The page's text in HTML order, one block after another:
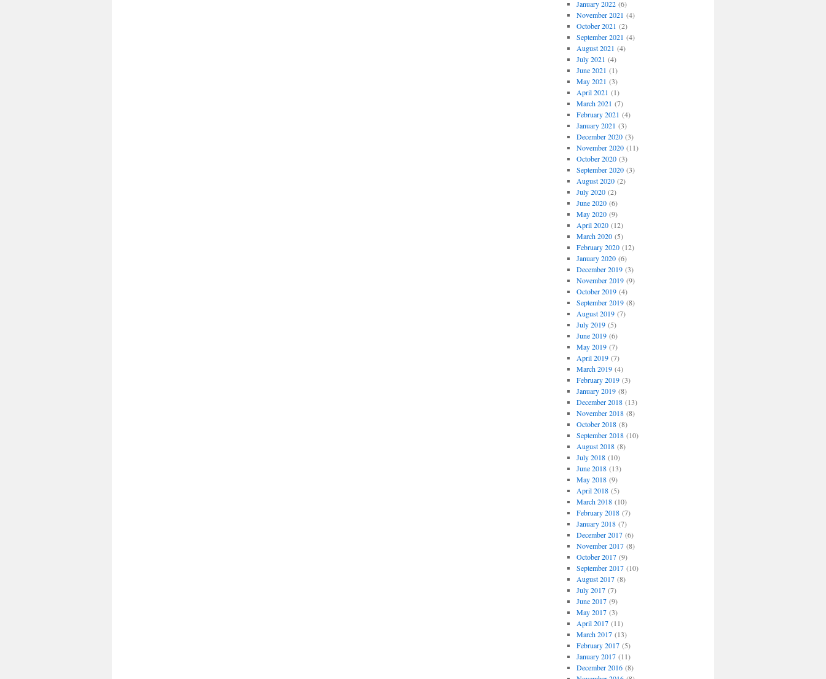
January 2022(6)
November 2021 (4)
October 2021 (2)
September 2021 (4)
August 2021 (4)
July 2021 (4)
June 2021 (1)
May 2021 (3)
April 2021 (1)
March 2021 (7)
February 2021 (4)
January 2021 (3)
December 2020(3)
November 2020(11)
October 2020(3)
September 2020(3)
August 2020(2)
July 2020(2)
June 2020(6)
May 2020(9)
April 2020(12)
March 2020(5)
February 2020(12)
January 2020(6)
December 2019(3)
November 2019(9)
October 2019(4)
September 2019(8)
August 2019(7)
July 2019(5)
June 2019(6)
May 2019(7)
April 2019(7)
March 2019(4)
February 2019(3)
January 2019(8)
December 2018(13)
November 2018(8)
October 2018(8)
September 2018(10)
August 2018(8)
July 2018(10)
June 2018(13)
May 2018(9)
April 2018(5)
March 2018(10)
February 2018(7)
January 2018(7)
December 2017(6)
November 2017(8)
October 2017(9)
September 2017(10)
August 2017(8)
July 2017(7)
June 2017(9)
May 2017(3)
April 2017(11)
March 2017(13)
February 2017(5)
January 2017(11)
December 2016(8)